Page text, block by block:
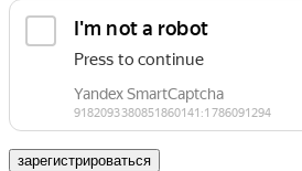
зарегистрироваться